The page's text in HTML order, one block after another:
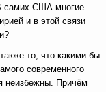
самих США многие
и в этой связи
то, что какими бы
современного
неизбежны. Причём